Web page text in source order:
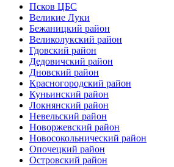
Псков ЦБС
Великие Луки
Бежаницкий район
Великолукский район
Гдовский район
Дедовичский район
Дновский район
Красногородский район
Куньинский район
Локнянский район
Невельский район
Новоржевский район
Новосокольнический район
Опочецкий район
Островский район